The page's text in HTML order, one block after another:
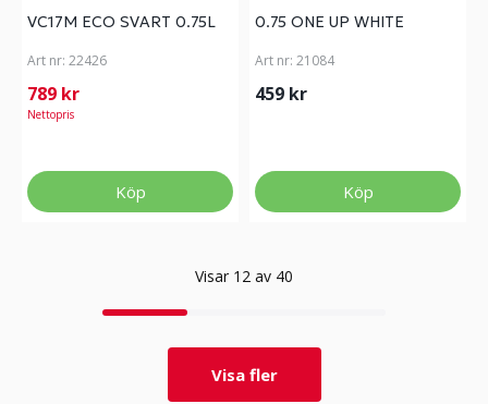
VC17M ECO SVART 0.75L
Art nr: 22426
789 kr
Nettopris
Köp
0.75 ONE UP WHITE
Art nr: 21084
459 kr
Köp
Visar 12 av 40
Visa fler